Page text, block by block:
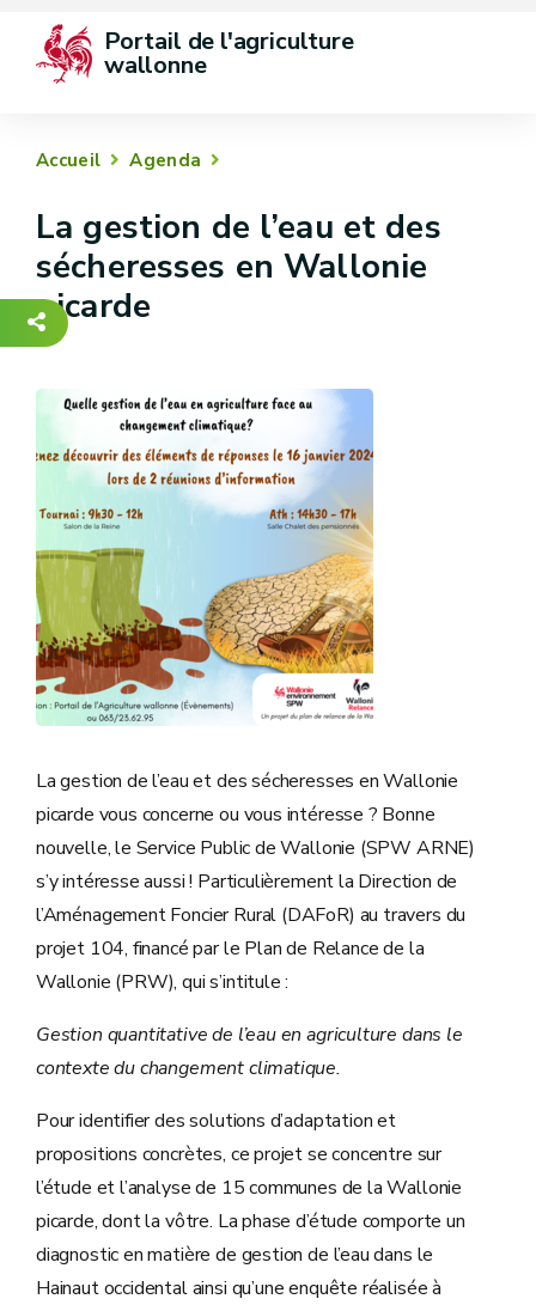
Portail de l'agriculture
wallonne
Accueil Agenda
La gestion de l’eau et des
sécheresses en Wallonie
picarde
-
La gestion de l’eau et des sécheresses en Wallonie
picarde vous concerne ou vous intéresse ? Bonne
nouvelle, le Service Public de Wallonie (SPW ARNE)
s’y intéresse aussi ! Particulièrement la Direction de
l’Aménagement Foncier Rural (DAFoR) au travers du
projet 104, financé par le Plan de Relance de la
Wallonie (PRW), qui s’intitule :
Gestion quantitative de l’eau en agriculture dans le
contexte du changement climatique.
Pour identifier des solutions d’adaptation et
propositions concrètes, ce projet se concentre sur
l’étude et l’analyse de 15 communes de la Wallonie
picarde, dont la vôtre. La phase d’étude comporte un
diagnostic en matière de gestion de l’eau dans le
Hainaut occidental ainsi qu’une enquête réalisée à